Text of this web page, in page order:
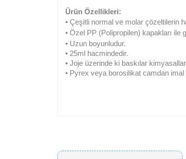
Ürün Özellikleri:
• Çeşitli normal ve molar çözeltilerin
• Özel PP (Polipropilen) kapakları ile
• Uzun boyunludur.
• 25ml hacmindedir.
• Joje üzerinde ki baskılar
• Pyrex veya borosilikat camdan imal